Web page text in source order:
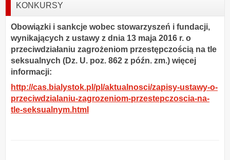
KONKURSY
Obowiązki i sankcje wobec stowarzyszeń i fundacji,
wynikających z ustawy z dnia 13 maja 2016 r. o
przeciwdziałaniu zagrożeniom przestępczością na tle
seksualnych (Dz. U. poz. 862 z późn. zm.) więcej
informacji:
http://cas.bialystok.pl/pl/aktualnosci/zapisy-ustawy-o-
przeciwdzialaniu-zagrozeniom-przestepczoscia-na-
tle-seksualnym.html